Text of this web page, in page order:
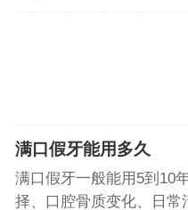
满口假牙能用多久
满口假牙一般能用5到10
择、口腔骨质变化、日